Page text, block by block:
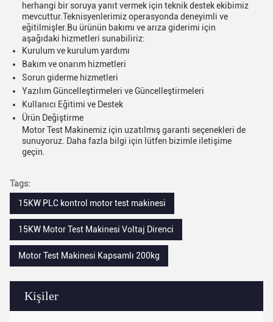
Kişiler
herhangi bir soruya yanıt vermek için teknik destek ekibimiz
mevcuttur.Teknisyenlerimiz operasyonda deneyimli ve
eğitilmişler.Bu ürünün bakımı ve arıza giderimi için
aşağıdaki hizmetleri sunabiliriz:
Kurulum ve kurulum yardımı
Bakım ve onarım hizmetleri
Sorun giderme hizmetleri
Yazılım Güncelleştirmeleri ve Güncelleştirmeleri
Kullanıcı Eğitimi ve Destek
Ürün Değiştirme
Motor Test Makinemiz için uzatılmış garanti seçenekleri de
sunuyoruz. Daha fazla bilgi için lütfen bizimle iletişime
geçin.
Tags:
15KW PLC kontrol motor test makinesi
15KW Motor Test Makinesi Voltaj Direnci
Motor Test Makinesi Kapsamlı 200kg